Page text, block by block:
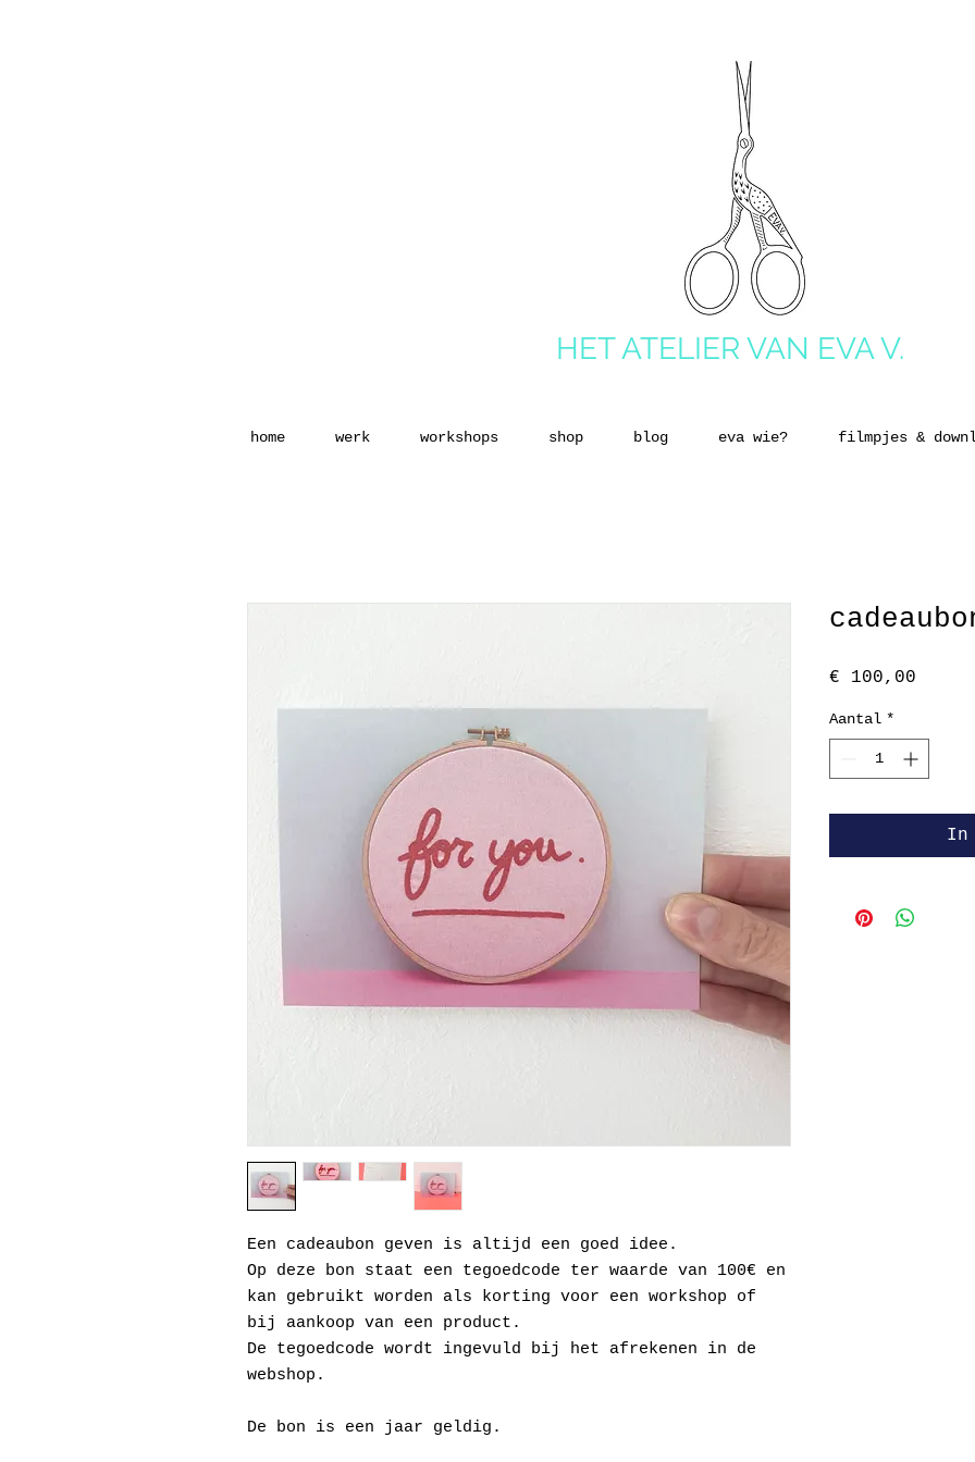
HET ATELIER VAN EVA V.
home werk workshops shop blog eva wie? filmpjes &
Een cadeaubon geven is altijd een goed idee.
Op deze bon staat een tegoedcode ter waarde van 100€ en
kan gebruikt worden als korting voor een workshop of
bij aankoop van een product.
De tegoedcode wordt ingevuld bij het afrekenen in de
webshop.
De bon is een jaar geldig.
€ 100,00
Aantal *
In